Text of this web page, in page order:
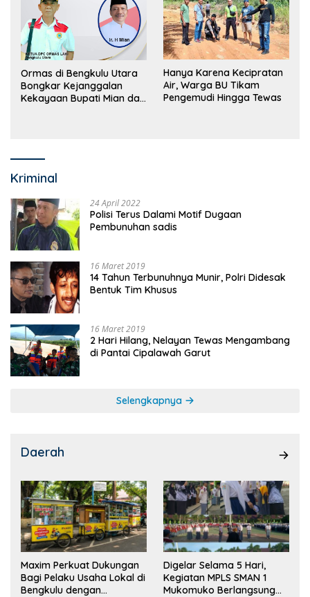
Ormas di Bengkulu Utara
Bongkar Kejanggalan
Kekayaan Bupati Mian dan
Hanya Karena Kecipratan
Air, Warga BU Tikam
Pengemudi Hingga Tewas
Kriminal
24 April 2022
Polisi Terus Dalami Motif Dugaan
Pembunuhan sadis
16 Maret 2019
14 Tahun Terbunuhnya Munir, Polri Didesak
Bentuk Tim Khusus
16 Maret 2019
2 Hari Hilang, Nelayan Tewas Mengambang
di Pantai Cipalawah Garut
Selengkapnya
Daerah
Maxim Perkuat Dukungan
Bagi Pelaku Usaha Lokal di
Bengkulu dengan
Digelar Selama 5 Hari,
Kegiatan MPLS SMAN 1
Mukomuko Berlangsung